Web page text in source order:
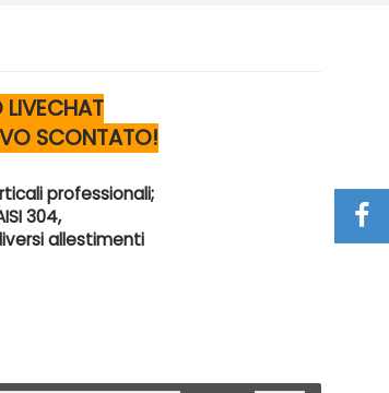
SCONTATO!
professionali;
304,
allestimenti